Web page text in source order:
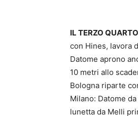
IL TERZO QUARTO
con Hines, lavora
Datome aprono
10 metri allo
Bologna riparte
Milano: Datome
lunetta da Melli